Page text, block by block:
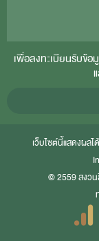
เพื่อลงทะเบียนรับข้
เว็บไซต์นี้แสดงผลไ
© 2559 สงว